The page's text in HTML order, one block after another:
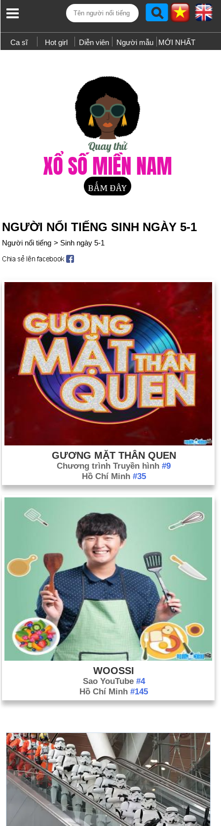
Ca sĩ Hot girl Diễn viên Người mẫu MỚI NHẤT
NGƯỜI NỔI TIẾNG SINH NGÀY 5-1
Người nổi tiếng > Sinh ngày 5-1
GƯƠNG MẶT THÂN QUEN
Chương trình Truyền hình #9
Hồ Chí Minh #35
WOOSSI
Sao YouTube #4
Hồ Chí Minh #145